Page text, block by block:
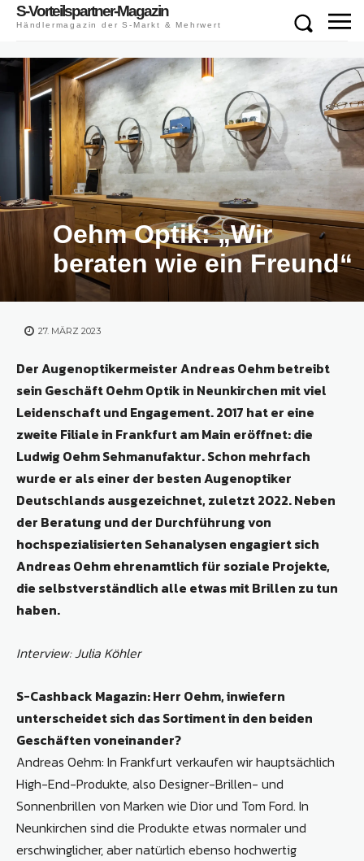
S-Vorteilspartner-Magazin
Händlermagazin der S-Markt & Mehrwert
Oehm Optik: „Wir
beraten wie ein Freund“
27. MÄRZ 2023
Der Augenoptikermeister Andreas Oehm betreibt
sein Geschäft Oehm Optik in Neunkirchen mit viel
Leidenschaft und Engagement. 2017 hat er eine
zweite Filiale in Frankfurt am Main eröffnet: die
Ludwig Oehm Sehmanufaktur. Schon mehrfach
wurde er als einer der besten Augenoptiker
Deutschlands ausgezeichnet, zuletzt 2022. Neben
der Beratung und der Durchführung von
hochspezialisierten Sehanalysen engagiert sich
Andreas Oehm ehrenamtlich für soziale Projekte,
die selbstverständlich alle etwas mit Brillen zu tun
haben.
Interview: Julia Köhler
S-Cashback Magazin: Herr Oehm, inwiefern
unterscheidet sich das Sortiment in den beiden
Geschäften voneinander?
Andreas Oehm: In Frankfurt verkaufen wir hauptsächlich
High-End-Produkte, also Designer-Brillen- und
Sonnenbrillen von Marken wie Dior und Tom Ford. In
Neunkirchen sind die Produkte etwas normaler und
erschwinglicher, aber natürlich ebenso hochwertig